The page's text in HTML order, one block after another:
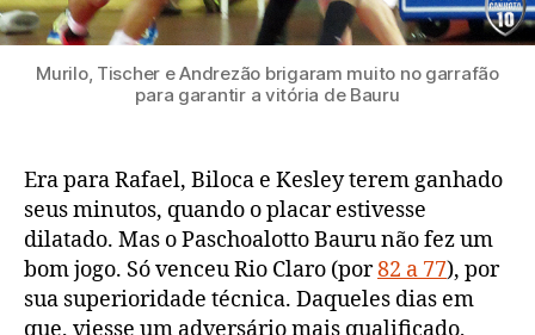
Murilo, Tischer e Andrezão brigaram muito no garrafão
para garantir a vitória de Bauru
Era para Rafael, Biloca e Kesley terem ganhado
seus minutos, quando o placar estivesse
dilatado. Mas o Paschoalotto Bauru não fez um
bom jogo. Só venceu Rio Claro (por82 a 77), por
sua superioridade técnica. Daqueles dias em
que, viesse um adversário mais qualificado,